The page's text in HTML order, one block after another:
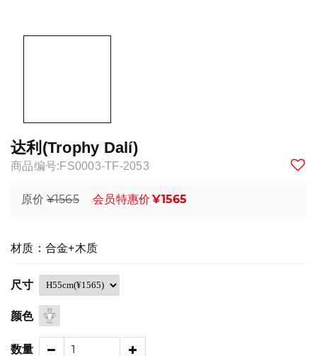
达利(Trophy Dalí)
商品编号:FS0003-TF-2053
原价 ¥1565 会员特惠价 ¥1565
材质：合金+木质
尺寸
颜色
数量